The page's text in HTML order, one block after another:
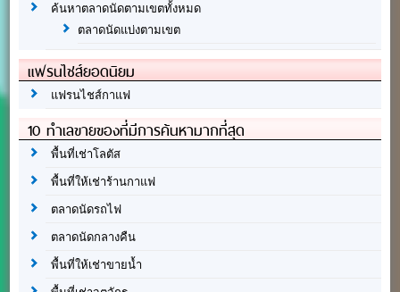
ค้นหาตลาดนัดตามเขตทั้งหมด
ตลาดนัดแบ่งตามเขต
แฟรนไชส์ยอดนิยม
แฟรนไชส์กาแฟ
10 ทำเลขายของที่มีการค้นหามากที่สุด
พื้นที่เช่าโลตัส
พื้นที่ให้เช่าร้านกาแฟ
ตลาดนัดรถไฟ
ตลาดนัดกลางคืน
พื้นที่ให้เช่าขายน้ำ